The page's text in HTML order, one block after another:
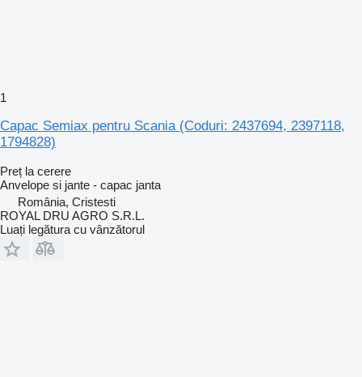
1
Capac Semiax pentru Scania (Coduri: 2437694, 2397118,
1794828)
Preț la cerere
Anvelope si jante - capac janta
România, Cristesti
ROYAL DRU AGRO S.R.L.
Luați legătura cu vânzătorul